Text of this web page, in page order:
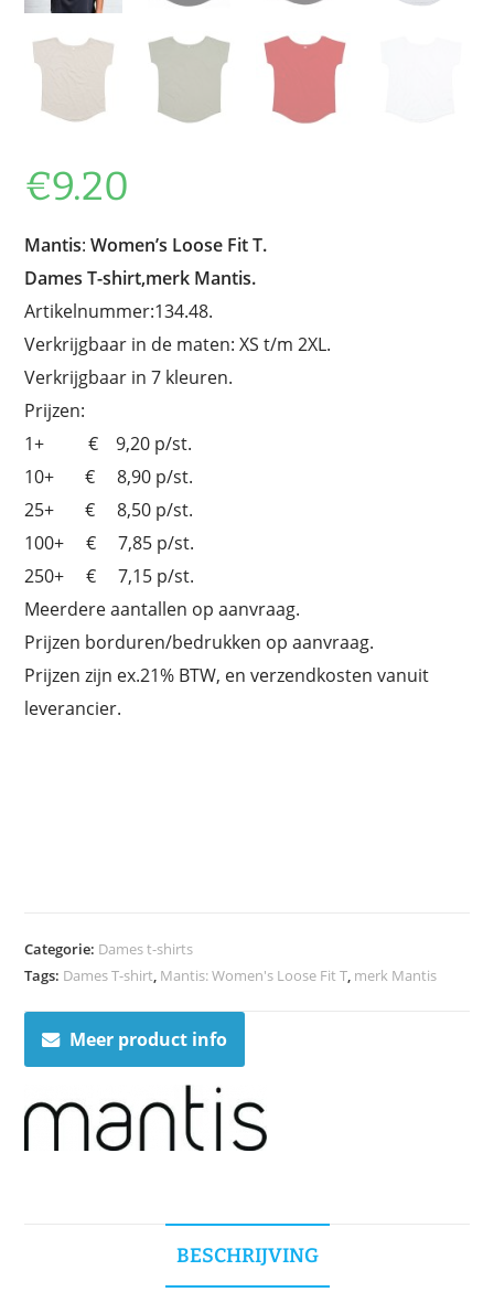
€9.20
Mantis:Women’s Loose Fit T.
Dames T-shirt,merk Mantis.
Artikelnummer:134.48.
Verkrijgbaar in de maten: XS t/m 2XL.
Verkrijgbaar in 7 kleuren.
Prijzen:
1+ € 9,20 p/st.
10+ € 8,90 p/st.
25+ € 8,50 p/st.
100+ € 7,85 p/st.
250+ € 7,15 p/st.
Meerdere aantallen op aanvraag.
Prijzen borduren/bedrukken op aanvraag.
Prijzen zijn ex.21% BTW, en verzendkosten vanuit
leverancier.
Categorie: Dames t-shirts
Tags: Dames T-shirt, Mantis: Women's Loose Fit T, merk Mantis
Meer product info
BESCHRIJVING